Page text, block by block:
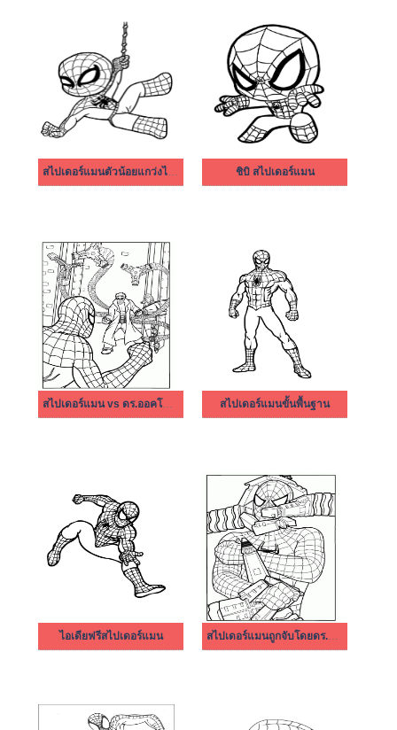
สไปเดอร์แมนตัวน้อยแกว่งไปมา ชิบิ สไปเดอร์แมน
สไปเดอร์แมน vs ดร.ออคโตปุส สไปเดอร์แมนขั้นพื้นฐาน
ไอเดียฟรีสไปเดอร์แมน สไปเดอร์แมนถูกจับโดยดร.ออคโตปุส